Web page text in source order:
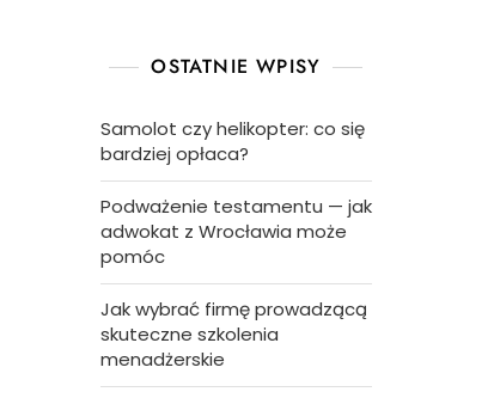
OSTATNIE WPISY
Samolot czy helikopter: co się
bardziej opłaca?
Podważenie testamentu — jak
adwokat z Wrocławia może
pomóc
Jak wybrać firmę prowadzącą
skuteczne szkolenia
menadżerskie